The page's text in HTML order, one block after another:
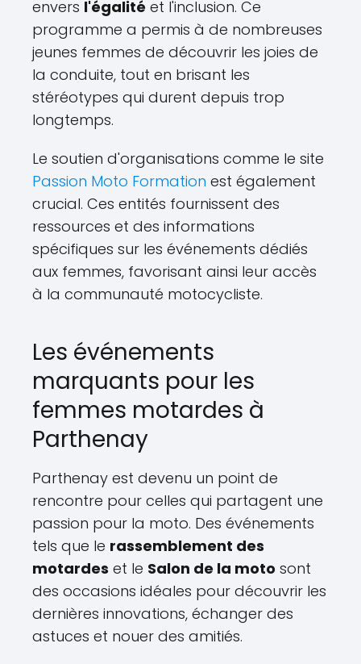
envers l'égalité et l'inclusion. Ce
programme a permis à de nombreuses
jeunes femmes de découvrir les joies de
la conduite, tout en brisant les
stéréotypes qui durent depuis trop
longtemps.
Le soutien d'organisations comme le site
Passion Moto Formation est également
crucial. Ces entités fournissent des
ressources et des informations
spécifiques sur les événements dédiés
aux femmes, favorisant ainsi leur accès
à la communauté motocycliste.
Les événements
marquants pour les
femmes motardes à
Parthenay
Parthenay est devenu un point de
rencontre pour celles qui partagent une
passion pour la moto. Des événements
tels que le rassemblement des
motardes et le Salon de la moto sont
des occasions idéales pour découvrir les
dernières innovations, échanger des
astuces et nouer des amitiés.